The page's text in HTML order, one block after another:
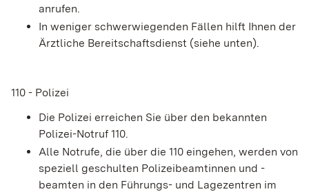
anrufen.
In weniger schwerwiegenden Fällen hilft Ihnen der
Ärztliche Bereitschaftsdienst (siehe unten).
110 - Polizei
Die Polizei erreichen Sie über den bekannten
Polizei-Notruf 110.
Alle Notrufe, die über die 110 eingehen, werden von
speziell geschulten Polizeibeamtinnen und -
beamten in den Führungs- und Lagezentren im